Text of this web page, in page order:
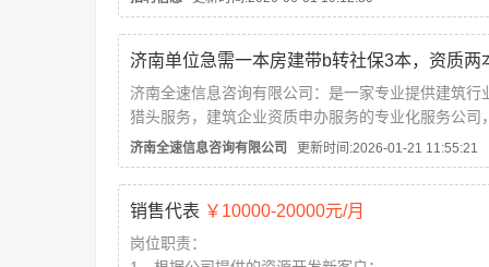
济南全速信息咨询有限公司：是一家专业提供建筑行
猎头服务，建筑企业资质申办服务的专业化服务公司
建设部等相关政府机构长期建立合作关系，将会为更
济南全速信息咨询有限公司 更新时间:2026-01-21 11:55:21
销售代表 ￥10000-20000元/月
岗位职责：